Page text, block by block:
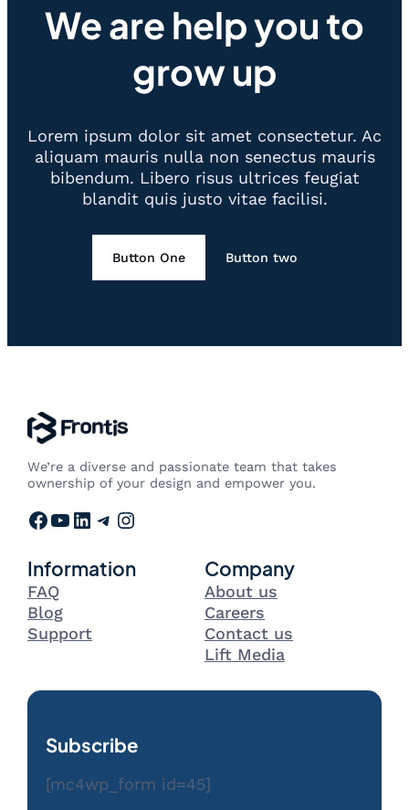
We are help you to
grow up
Lorem ipsum dolor sit amet consectetur. Ac
aliquam mauris nulla non senectus mauris
bibendum. Libero risus ultrices feugiat
blandit quis justo vitae facilisi.
Button One Button two
We’re a diverse and passionate team that takes
ownership of your design and empower you.
Facebook YouTube LinkedIn Telegram Instagram
Information
FAQ
Blog
Support
Company
About us
Careers
Contact us
Lift Media
Subscribe
[mc4wp_form id=45]